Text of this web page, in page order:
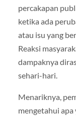
percakapan
ketika ada
atau isu yang
Reaksi
dampaknya
sehari-hari.
Menariknya,
mengetahui